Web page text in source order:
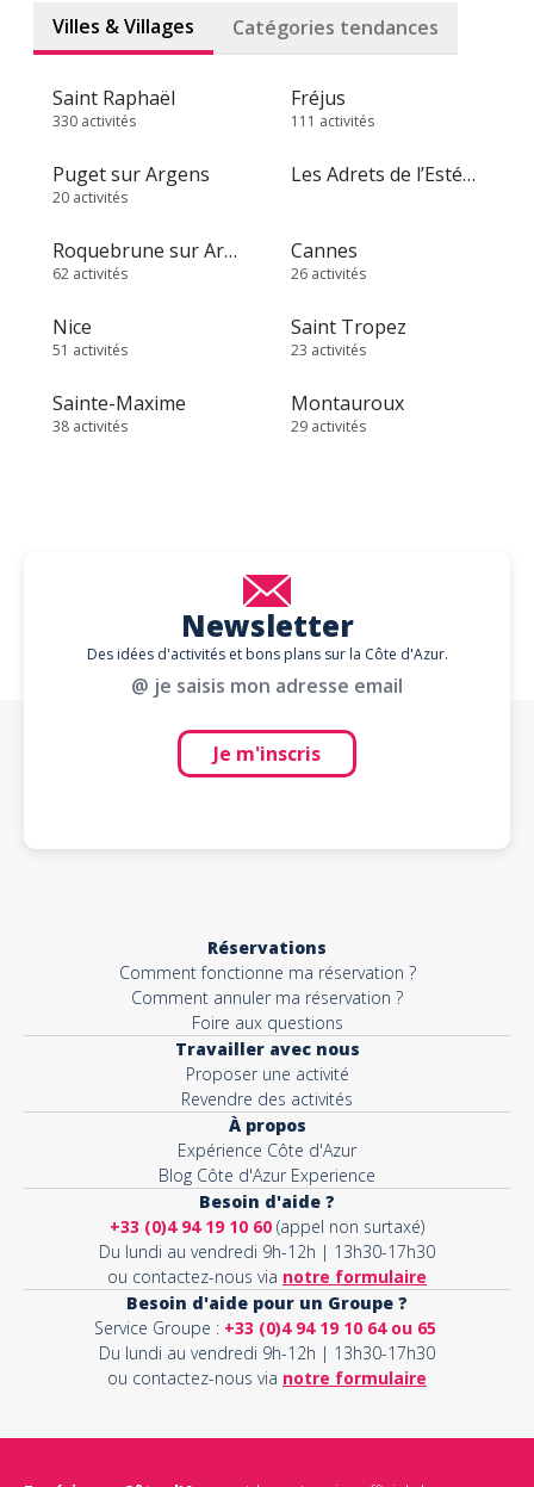
Villes & Villages Catégories tendances
Saint Raphaël
330 activités
Fréjus
111 activités
Puget sur Argens
20 activités
Les Adrets de l’Estérel
Roquebrune sur Argens
62 activités
Cannes
26 activités
Nice
51 activités
Saint Tropez
23 activités
Sainte-Maxime
38 activités
Montauroux
29 activités
Newsletter
Des idées d'activités et bons plans sur la Côte d'Azur.
@ je saisis mon adresse email
Je m'inscris
Réservations
Comment fonctionne ma réservation ?
Comment annuler ma réservation ?
Foire aux questions
Travailler avec nous
Proposer une activité
Revendre des activités
À propos
Expérience Côte d'Azur
Blog Côte d'Azur Experience
Besoin d'aide ?
+33 (0)4 94 19 10 60 (appel non surtaxé)
Du lundi au vendredi 9h-12h | 13h30-17h30
ou contactez-nous via notre formulaire
Besoin d'aide pour un Groupe ?
Service Groupe : +33 (0)4 94 19 10 64 ou 65
Du lundi au vendredi 9h-12h | 13h30-17h30
ou contactez-nous via notre formulaire